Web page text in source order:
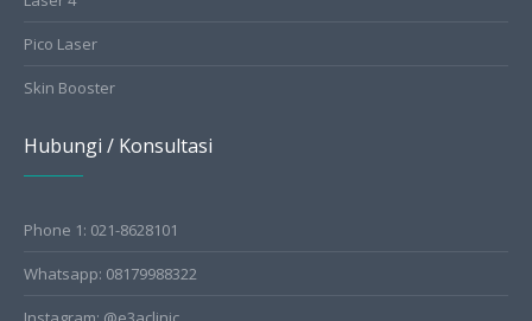
Pico Laser
Skin Booster
Hubungi / Konsultasi
Phone 1: 021-8628101
Whatsapp: 08179988322